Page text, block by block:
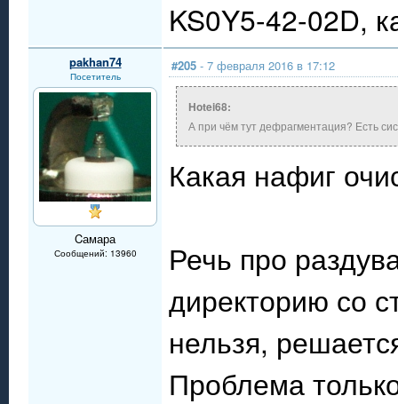
KS0Y5-42-02D,
pakhan74
Посетитель
Cамара
Сообщений: 13960
#205 - 7 февраля 2016 в 17:12
Hotei68:
А при чём тут дефрагментация? Есть
Какая нафиг
Речь про
директорию со
нельзя,
Проблема